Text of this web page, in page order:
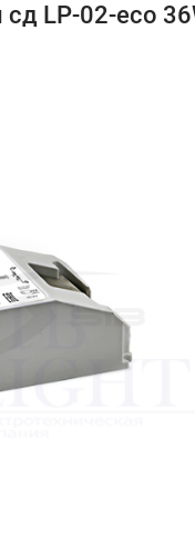
LP-02-eco